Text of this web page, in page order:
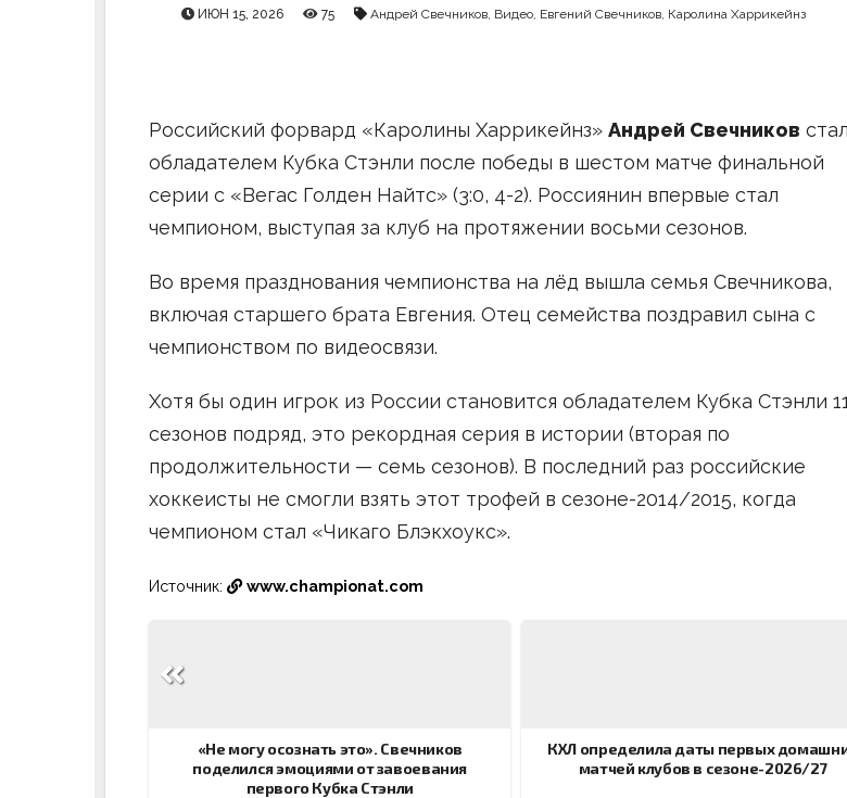
ИЮН 15, 2026 75 Андрей Свечников, Видео, Евгений Свечников, Каролина Харрикейнз
Российский форвард «Каролины Харрикейнз» Андрей Свечников стал
обладателем Кубка Стэнли после победы в шестом матче финальной
серии с «Вегас Голден Найтс» (3:0, 4-2). Россиянин впервые стал
чемпионом, выступая за клуб на протяжении восьми сезонов.
Во время празднования чемпионства на лёд вышла семья Свечникова,
включая старшего брата Евгения. Отец семейства поздравил сына с
чемпионством по видеосвязи.
Хотя бы один игрок из России становится обладателем Кубка Стэнли
сезонов подряд, это рекордная серия в истории (вторая по
продолжительности — семь сезонов). В последний раз российские
хоккеисты не смогли взять этот трофей в сезоне-2014/2015, когда
чемпионом стал «Чикаго Блэкхоукс».
Источник: www.championat.com
по
«Не могу осознать это». Свечников
поделился эмоциями от завоевания
первого Кубка Стэнли
КХЛ определила даты первых
матчей клубов в сезоне-2026/27